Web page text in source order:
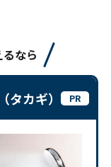
なら
カギ）